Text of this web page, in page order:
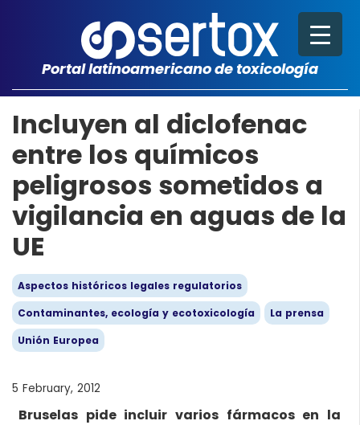
Portal latinoamericano de toxicología
Incluyen al diclofenac
entre los químicos
peligrosos sometidos a
vigilancia en aguas de la
UE
Aspectos históricos legales regulatorios
Contaminantes, ecología y ecotoxicología
La prensa
Unión Europea
5 February, 2012
Bruselas pide incluir varios fármacos en la